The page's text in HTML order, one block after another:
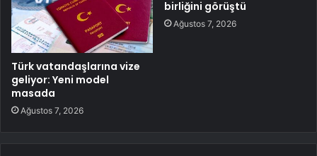
Türk vatandaşlarına vize
geliyor: Yeni model
masada
Ağustos 7, 2026
birliğini görüştü
Ağustos 7, 2026